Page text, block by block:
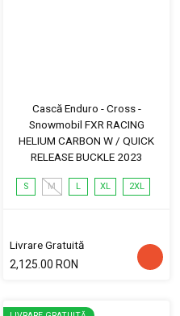
Cască Enduro - Cross -
Snowmobil FXR RACING
HELIUM CARBON W / QUICK
RELEASE BUCKLE 2023
S M L XL 2XL
Livrare Gratuită
2,125.00 RON